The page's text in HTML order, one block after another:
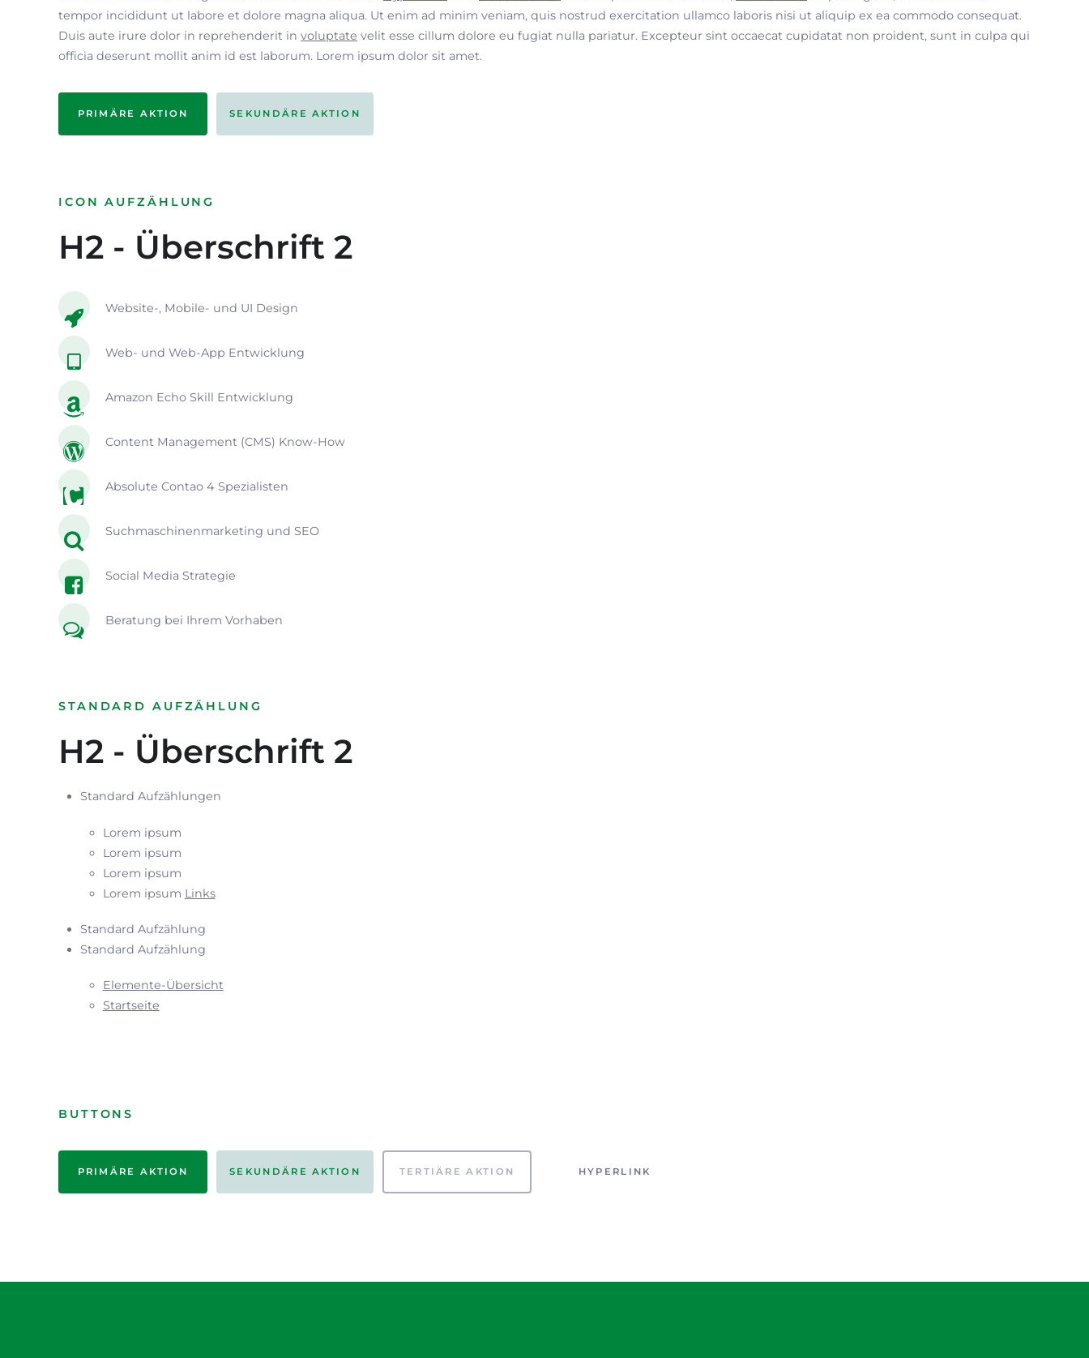
tempor incididunt ut labore et dolore magna aliqua. Ut enim ad minim veniam, quis nostrud exercitation ullamco laboris nisi ut aliquip ex ea commodo consequat.
Duis aute irure dolor in reprehenderit in voluptate velit esse cillum dolore eu fugiat nulla pariatur. Excepteur sint occaecat cupidatat non proident, sunt in culpa qui
officia deserunt mollit anim id est laborum. Lorem ipsum dolor sit amet.
PRIMÄRE AKTION SEKUNDÄRE AKTION
ICON AUFZÄHLUNG
H2 - Überschrift 2
Website-, Mobile- und UI Design
Web- und Web-App Entwicklung
Amazon Echo Skill Entwicklung
Content Management (CMS) Know-How
Absolute Contao 4 Spezialisten
Suchmaschinenmarketing und SEO
Social Media Strategie
Beratung bei Ihrem Vorhaben
STANDARD AUFZÄHLUNG
H2 - Überschrift 2
Standard Aufzählungen
Lorem ipsum
Lorem ipsum
Lorem ipsum
Lorem ipsum Links
Standard Aufzählung
Standard Aufzählung
Elemente-Übersicht
Startseite
BUTTONS
PRIMÄRE AKTION SEKUNDÄRE AKTION TERTIÄRE AKTION HYPERLINK